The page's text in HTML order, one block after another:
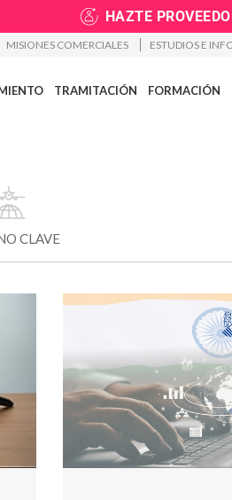
HAZTE
MISIONES COMERCIALES ESTUDIOS E
TRAMITACIÓN FORMACIÓN
CLAVE